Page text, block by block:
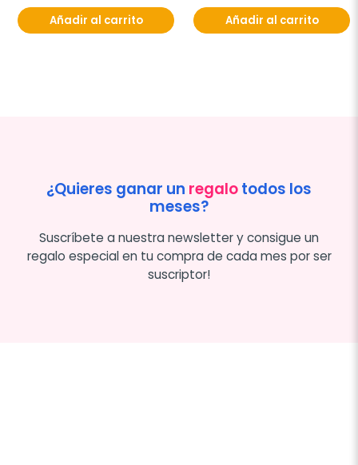
Añadir al carrito Añadir al carrito
¿Quieres ganar un regalotodos los
meses?
Suscríbete a nuestra newsletter y consigue un
regalo especial en tu compra de cada mes por ser
suscriptor!